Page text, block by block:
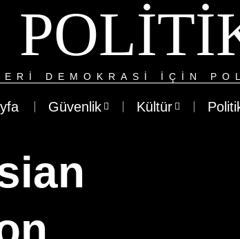
DEMOKRASI IÇIN
Güvenlik Kültür